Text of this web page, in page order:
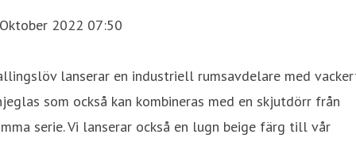
2022 07:50
lanserar en industriell rumsavdelare med
som också kan kombineras med en skjutdörr från
serie. Vi lanserar också en lugn beige färg till vår